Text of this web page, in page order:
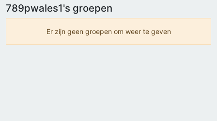
789pwales1's groepen
Er zijn geen groepen om weer te geven